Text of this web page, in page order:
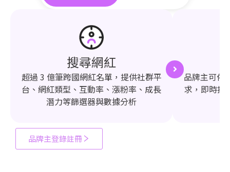
搜尋網紅
超過 3 億筆跨國網紅名單，提供社群平
台、網紅類型、互動率、漲粉率、成長
潛力等篩選器與數據分析
品牌主可依
求，即時推
品牌主登錄註冊